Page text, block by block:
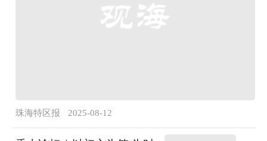
珠海特区报 2025-08-12